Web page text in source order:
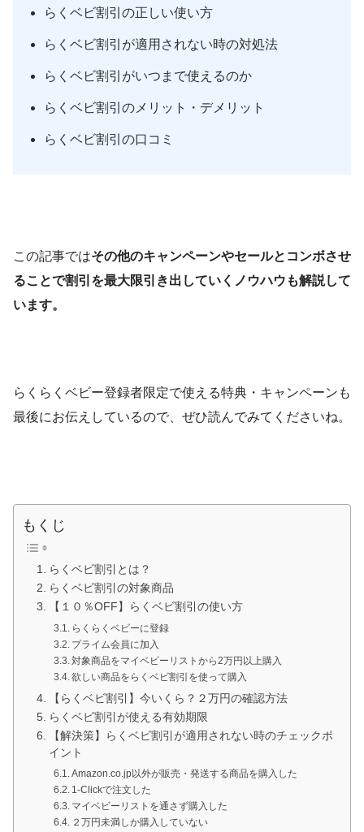
らくベビ割引の正しい使い方
らくベビ割引が適用されない時の対処法
らくベビ割引がいつまで使えるのか
らくベビ割引のメリット・デメリット
らくベビ割引の口コミ
この記事ではその他のキャンペーンやセールとコンボさせ
ることで割引を最大限引き出していくノウハウも解説して
います。
らくらくベビー登録者限定で使える特典・キャンペーンも
最後にお伝えしているので、ぜひ読んでみてくださいね。
もくじ
らくベビ割引とは？
らくベビ割引の対象商品
【１０％OFF】らくベビ割引の使い方
らくらくベビーに登録
プライム会員に加入
対象商品をマイベビーリストから2万円以上購入
欲しい商品をらくベビ割引を使って購入
【らくベビ割引】今いくら？２万円の確認方法
らくベビ割引が使える有効期限
【解決策】らくベビ割引が適用されない時のチェックポ
イント
Amazon.co.jp以外が販売・発送する商品を購入した
1-Clickで注文した
マイベビーリストを通さず購入した
２万円未満しか購入していない